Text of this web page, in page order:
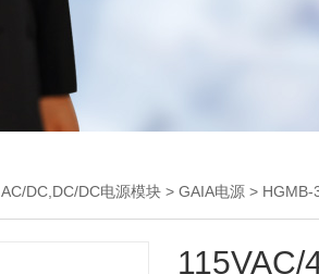
AC/DC,DC/DC电源模块 > GAIA电源 > HGMB-